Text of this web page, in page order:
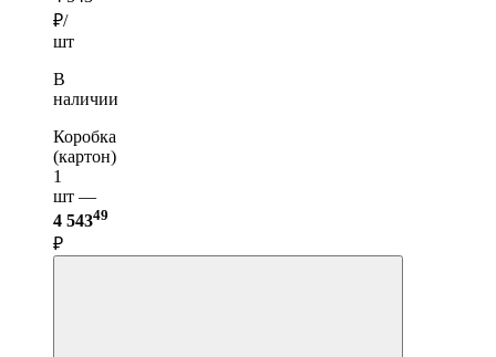
₽/
шт
В
наличии
Коробка
(картон)
1
шт —
4 54349
₽